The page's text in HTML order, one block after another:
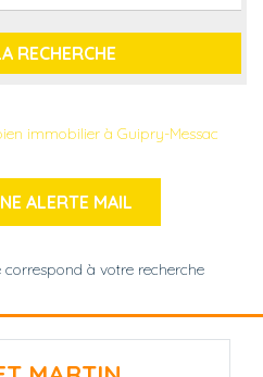
immobilier à Guipry-Messac
ALERTE MAIL
correspond à votre recherche